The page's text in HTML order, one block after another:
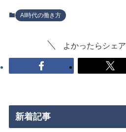
AI時代の働き方
よかったらシェ
新着記事